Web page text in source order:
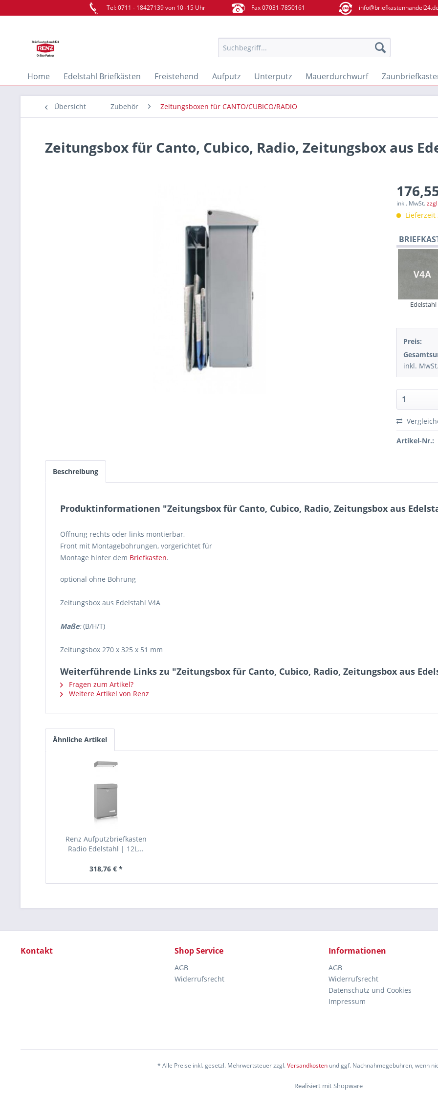
Tel: 0711 - 18427139 von 10 -15 Uhr Fax 07031-7850161 info@briefkastenhandel24.de
Home Edelstahl Briefkästen Freistehend Aufputz Unterputz Mauerdurchwurf
Übersicht Zubehör Zeitungsboxen für CANTO/CUBICO/RADIO
Zeitungsbox für Canto, Cubico, Radio, Zeitungsbox aus
inkl. MwSt.
Lieferzeit
Edelstahl
Preis:
inkl.
Artikel-Nr.:
Beschreibung
Produktinformationen "Zeitungsbox für Canto, Cubico, Radio, Zeitungsbox aus
Öffnung rechts oder links montierbar,
Front mit Montagebohrungen, vorgerichtet für
Montage hinter dem Briefkasten.
optional ohne Bohrung
Zeitungsbox aus Edelstahl V4A
Maße: (B/H/T)
Zeitungsbox 270 x 325 x 51 mm
Weiterführende Links zu "Zeitungsbox für Canto, Cubico, Radio, Zeitungsbox aus
Fragen zum Artikel?
Weitere Artikel von Renz
Ähnliche Artikel
Renz Aufputzbriefkasten
Radio Edelstahl | 12L...
318,76 € *
Kontakt Shop Service
AGB
Widerrufsrecht
Informationen
AGB
Widerrufsrecht
Datenschutz und Cookies
Impressum
* Alle Preise inkl. gesetzl. Mehrwertsteuer zzgl.Versandkostenund ggf. Nachnahmegebühren, wenn
Realisiert mit Shopware